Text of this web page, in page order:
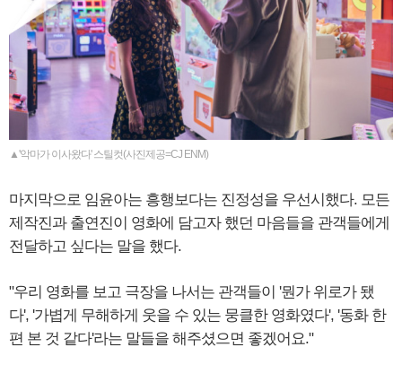
▲'악마가 이사왔다' 스틸컷(사진제공=CJ ENM)
마지막으로 임윤아는 흥행보다는 진정성을 우선시했다. 모든
제작진과 출연진이 영화에 담고자 했던 마음들을 관객들에게
전달하고 싶다는 말을 했다.
"우리 영화를 보고 극장을 나서는 관객들이 '뭔가 위로가 됐
다', '가볍게 무해하게 웃을 수 있는 뭉클한 영화였다', '동화 한
편 본 것 같다'라는 말들을 해주셨으면 좋겠어요."